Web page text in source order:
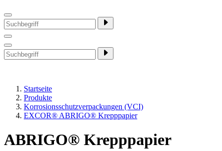
Startseite
Produkte
Korrosionsschutzverpackungen (VCI)
EXCOR® ABRIGO® Krepppapier
ABRIGO® Krepppapier